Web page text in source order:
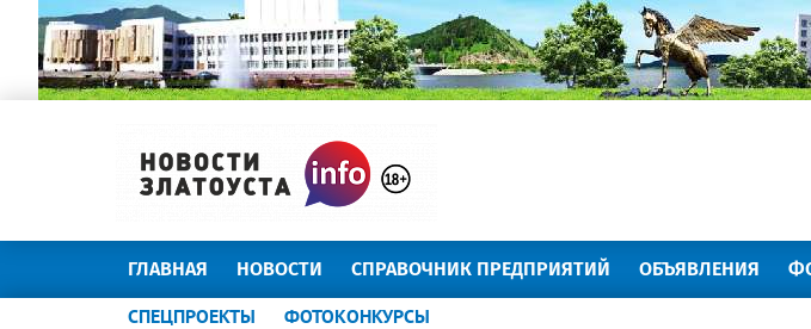
ГЛАВНАЯ НОВОСТИ СПРАВОЧНИК ПРЕДПРИЯТИЙ ОБЪЯВЛЕНИЯ
СПЕЦПРОЕКТЫ ФОТОКОНКУРСЫ